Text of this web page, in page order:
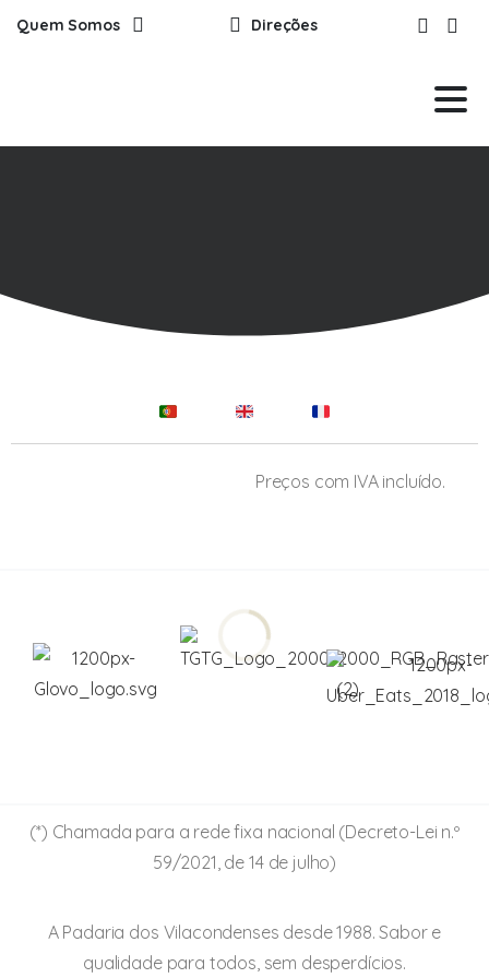
Quem Somos Direções
Preços com IVA incluído.
(*) Chamada para a rede fixa nacional (Decreto-Lei n.º
59/2021, de 14 de julho)
A Padaria dos Vilacondenses desde 1988. Sabor e
qualidade para todos, sem desperdícios.